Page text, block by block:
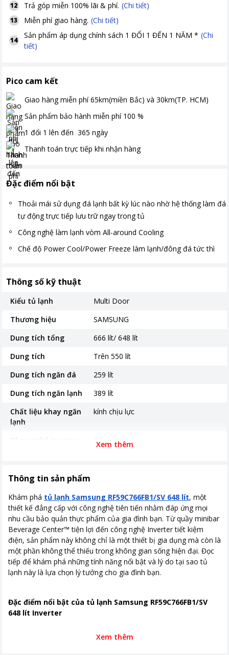
12 Trả góp miễn 100% lãi & phí. (Chi tiết)
13 Miễn phí giao hàng. (Chi tiết)
14
Sản phẩm áp dụng chính sách 1 ĐỔI 1 ĐẾN 1 NĂM * (Chi
tiết)
Pico cam kết
Giao hàng miễn phí 65km(miền Bắc) và 30km(TP. HCM)
Sản phẩm bảo hành miễn phí 100 %
1 đổi 1 lên đến 365 ngày
Thanh toán trực tiếp khi nhận hàng
Đặc điểm nổi bật
Thoải mái sử dụng đá lạnh bất kỳ lúc nào nhờ hệ thống làm đá
tự động trực tiếp lưu trữ ngay trong tủ
Công nghệ làm lạnh vòm All-around Cooling
Chế độ Power Cool/Power Freeze làm lạnh/đông đá tức thì
Thông số kỹ thuật
Kiểu tủ lạnh
Multi Door
Thương hiệu
SAMSUNG
Dung tích tổng
666 lít/ 648 lít
Dung tích
Trên 550 lít
Dung tích ngăn đá
259 lít
Dung tích ngăn lạnh
389 lít
Chất liệu khay ngăn
lạnh
kính chịu lực
Công nghệ inverter
Có inverter
Nơi sản xuất
Thời gian bảo hành
24 tháng
Công suất tiêu thụ
~ 1.75 kW/ngày
Công nghệ tiết kiệm
điện
Công nghệ Inverter Công nghệ
SmartThings AI Energy
Công nghệ làm lạnh
Công nghệ làm đá nhanh Power
Freeze Công nghệ làm lạnh Power
Công nghệ kháng
Cao 177.9 cm - Rộng 91.2 cm - Sâu
Xem thêm
Thông tin sản phẩm
Khám phá tủ lạnh Samsung RF59C766FB1/SV 648 lít, một
thiết kế đẳng cấp với công nghệ tiên tiến nhằm đáp ứng mọi
nhu cầu bảo quản thực phẩm của gia đình bạn. Từ quầy minibar
Beverage Center™ tiện lợi đến công nghệ Inverter tiết kiệm
điện, sản phẩm này không chỉ là một thiết bị gia dụng mà còn là
một phần không thể thiếu trong không gian sống hiện đại. Đọc
tiếp để khám phá những tính năng nổi bật và lý do tại sao tủ
lạnh này là lựa chọn lý tưởng cho gia đình bạn.
Đặc điểm nổi bật của tủ lạnh Samsung RF59C766FB1/SV
648 lít Inverter
Xem thêm